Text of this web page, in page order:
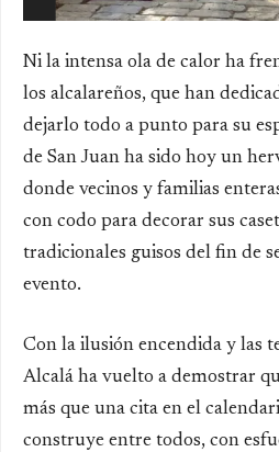
Ni la intensa ola de calor ha
los alcalareños, que han
dejarlo todo a punto para su
de San Juan ha sido hoy un
donde vecinos y familias
con codo para decorar sus
tradicionales guisos del fin de
evento.
Con la ilusión encendida y las
Alcalá ha vuelto a demostrar
más que una cita en el
construye entre todos, con